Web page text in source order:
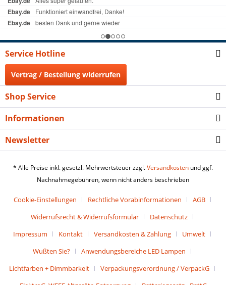
Service Hotline
Vertrag / Bestellung widerrufen
Shop Service
Informationen
Newsletter
* Alle Preise inkl. gesetzl. Mehrwertsteuer zzgl.Versandkosten und ggf.
Nachnahmegebühren, wenn nicht anders beschrieben
Cookie-Einstellungen Rechtliche Vorabinformationen
AGB
Widerrufsrecht & Widerrufsformular
Datenschutz
Impressum
Kontakt Versandkosten & Zahlung
Umwelt
Wußten Sie?
Anwendungsbereiche LED Lampen
Lichtfarben + Dimmbarkeit
Verpackungsverordnung / VerpackG